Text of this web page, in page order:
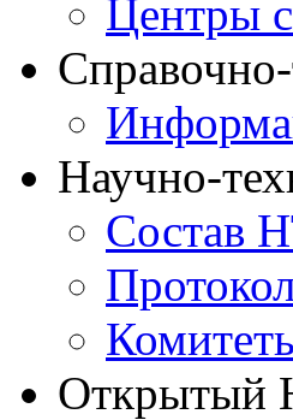
Центры
Научно-
Состав
Открытый